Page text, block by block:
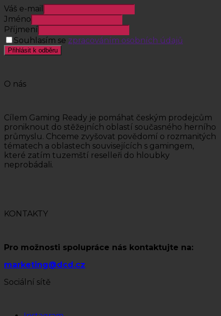
Váš e-mail
Jméno
Příjmení
Souhlasím se zpracováním osobních údajů
Přihlásit k odběru
O nás
Cílem Gaming Ready je pomáhat českým prodejcům
proniknout do stěžejních oblastí současného herního
průmyslu. Chceme zvyšovat povědomí o rozmanitých
tématech a oblastech souvisejících s gamingem,
které zatím tuzemští reselleři do hloubky
neprobádali.
KONTAKTY
Pro možnosti spolupráce nás kontaktujte na:
marketing@dcd.cz
Sociální sítě